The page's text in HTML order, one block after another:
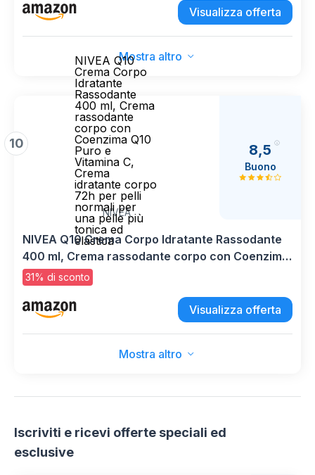
(1)
Visualizza offerta
Mostra altro
10
NIVEA Q10
Crema Corpo
Idratante
Rassodante
400 ml, Crema
rassodante
corpo con
Coenzima Q10
Puro e
Vitamina C,
Crema
idratante corpo
72h per pelli
normali per
una pelle più
tonica ed
elastica
NIVEA
8,5
Buono
NIVEA Q10 Crema Corpo Idratante Rassodante
400 ml, Crema rassodante corpo con Coenzima
Q10 Puro e Vitamina C, Crema idratante corpo
72h per pelli normali per una pelle più tonica ed
elastica
31% di sconto
Visualizza offerta
Mostra altro
Iscriviti e ricevi offerte speciali ed
esclusive